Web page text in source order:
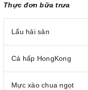
Thực đơn bữa trưa
Lẩu hải sản
Cá hấp HongKong
Mực xào chua ngọt